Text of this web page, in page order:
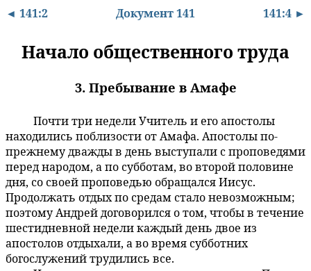
◄ 141:2 Документ 141 141:4 ►
Начало общественного труда
3. Пребывание в Амафе
Почти три недели Учитель и его апостолы
находились поблизости от Амафа. Апостолы по-
прежнему дважды в день выступали с проповедями
перед народом, а по субботам, во второй половине
дня, со своей проповедью обращался Иисус.
Продолжать отдых по средам стало невозможным;
поэтому Андрей договорился о том, чтобы в течение
шестидневной недели каждый день двое из
апостолов отдыхали, а во время субботних
богослужений трудились все.